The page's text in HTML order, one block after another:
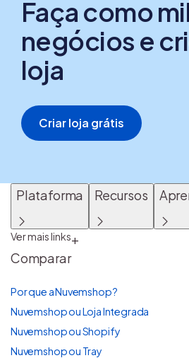
Faça como
negócios e
loja
Criar loja grátis
Plataforma Recursos
Ver mais links+
Comparar
Por que a Nuvemshop?
Nuvemshop ou Loja Integrada
Nuvemshop ou Shopify
Nuvemshop ou Tray